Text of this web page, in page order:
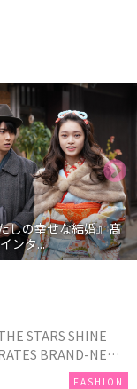
しの幸せな結婚』髙
ンタ...
STARS SHINE
BRAND-NEW
FASHION